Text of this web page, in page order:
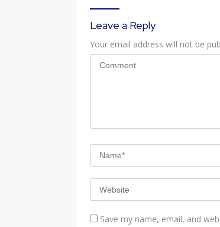
Leave a Reply
Your email address will not be
Save my name, email, and